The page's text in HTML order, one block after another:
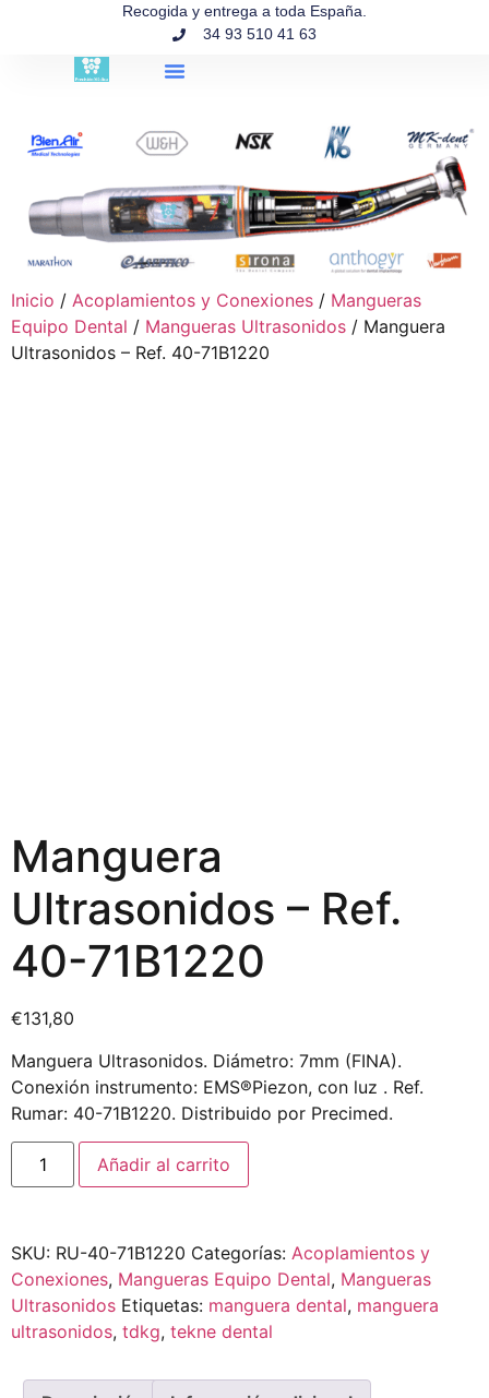
Recogida y entrega a toda España.
34 93 510 41 63
Inicio / Acoplamientos y Conexiones / Mangueras
Equipo Dental / Mangueras Ultrasonidos / Manguera
Ultrasonidos – Ref. 40-71B1220
Manguera
Ultrasonidos – Ref.
40-71B1220
€131,80
Manguera Ultrasonidos. Diámetro: 7mm (FINA).
Conexión instrumento: EMS®Piezon, con luz . Ref.
Rumar: 40-71B1220. Distribuido por Precimed.
Añadir al carrito
SKU: RU-40-71B1220 Categorías: Acoplamientos y
Conexiones, Mangueras Equipo Dental, Mangueras
Ultrasonidos Etiquetas: manguera dental, manguera
ultrasonidos, tdkg, tekne dental